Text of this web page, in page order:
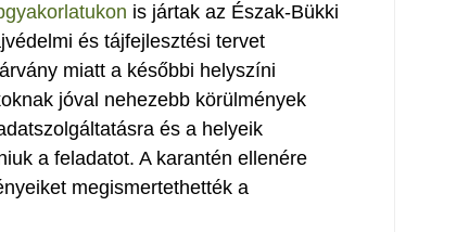
is jártak az Észak-Bükki
és tájfejlesztési tervet
miatt a későbbi helyszíni
jóval nehezebb körülmények
és a helyeik
a feladatot. A karantén ellenére
megismertethették a